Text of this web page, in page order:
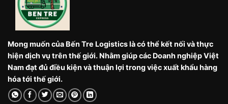
Mong muốn của Bến Tre Logistics là có thể kết nối và thực
hiện dịch vụ trên thế giới. Nhằm giúp các Doanh nghiệp Việt
Nam đạt đủ điều kiện và thuận lợi trong việc xuất khẩu hàng
hóa tới thế giới.